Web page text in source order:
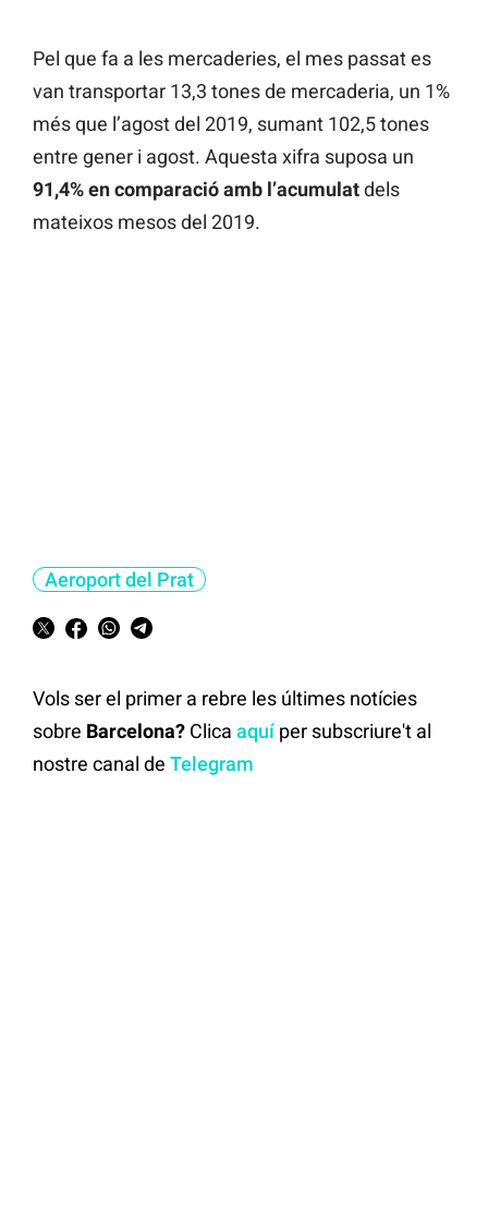
Pel que fa a les mercaderies, el mes passat es
van transportar 13,3 tones de mercaderia, un 1%
més que l’agost del 2019, sumant 102,5 tones
entre gener i agost. Aquesta xifra suposa un
91,4% en comparació amb l’acumulatdels
mateixos mesos del 2019.
Aeroport del Prat
Vols ser el primer a rebre les últimes notícies
sobre Barcelona? Clica aquíper subscriure't al
nostre canal de Telegram